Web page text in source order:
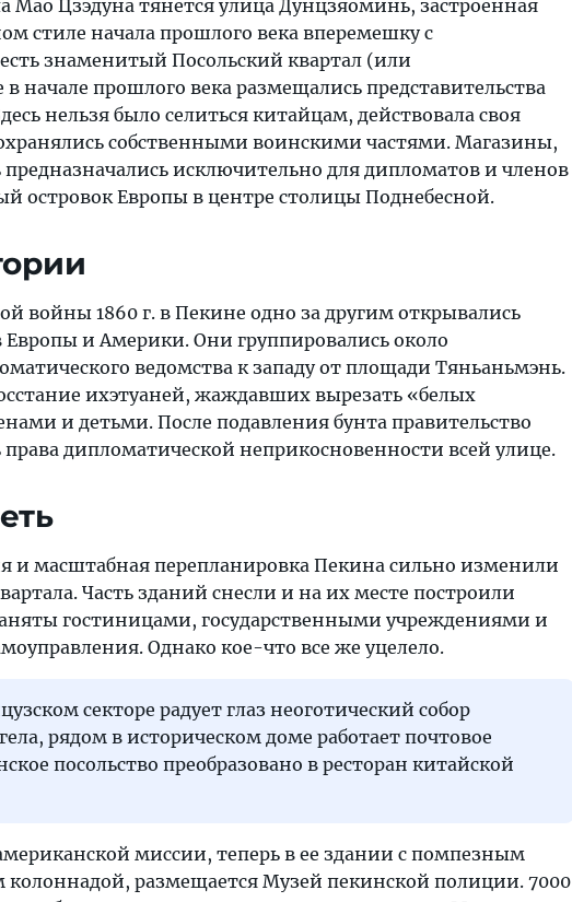
Мао Цзэдуна тянется улица Дунцзяоминь, застроенная
стиле начала прошлого века вперемешку с
знаменитый Посольский квартал (или
начале прошлого века размещались представительства
нельзя было селиться китайцам, действовала своя
собственными воинскими частями. Магазины,
предназначались исключительно для дипломатов и членов
островок Европы в центре столицы Поднебесной.
войны 1860 г. в Пекине одно за другим открывались
Европы и Америки. Они группировались около
ведомства к западу от площади Тяньаньмэнь.
ихэтуаней, жаждавших вырезать «белых
и детьми. После подавления бунта правительство
дипломатической неприкосновенности всей улице.
и масштабная перепланировка Пекина сильно изменили
Часть зданий снесли и на их месте построили
гостиницами, государственными учреждениями и
Однако кое-что все же уцелело.
секторе радует глаз неоготический собор
рядом в историческом доме работает почтовое
посольство преобразовано в ресторан китайской
миссии, теперь в ее здании с помпезным
размещается Музей пекинской полиции. 7000